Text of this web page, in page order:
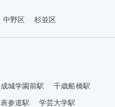
中野区 杉並区
成城学園前駅
千歳船橋駅
表参道駅
学芸大学駅